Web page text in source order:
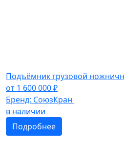
Подъёмник грузовой
от 1 600 000₽
Бренд: СоюзКран
в наличии
Подробнее